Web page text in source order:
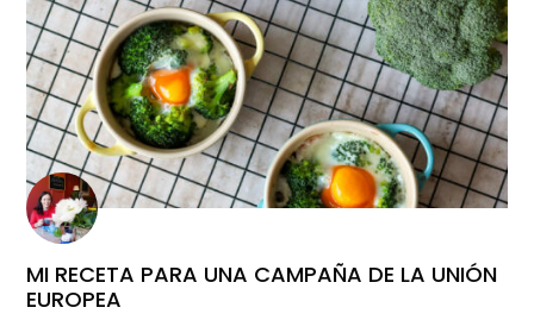
MI RECETA PARA UNA CAMPAÑA DE LA UNIÓN
EUROPEA